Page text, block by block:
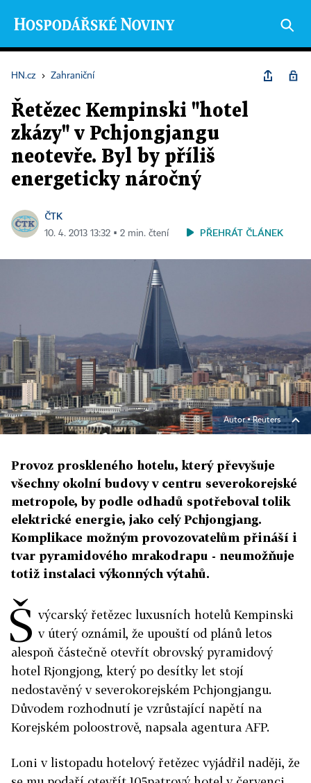
HN.cz › Zahraniční
Řetězec Kempinski "hotel
zkázy" v Pchjongjangu
neotevře. Byl by příliš
energeticky náročný
ČTK
10. 4. 2013 13:32 ▪ 2 min. čtení PŘEHRÁT ČLÁNEK
Autor ▪Reuters
Provoz proskleného hotelu, který převyšuje
všechny okolní budovy v centru severokorejské
metropole, by podle odhadů spotřeboval tolik
elektrické energie, jako celý Pchjongjang.
Komplikace možným provozovatelům přináší i
tvar pyramidového mrakodrapu - neumožňuje
totiž instalaci výkonných výtahů.
Š výcarský řetězec luxusních hotelů Kempinski
v úterý oznámil, že upouští od plánů letos
alespoň částečně otevřít obrovský pyramidový
hotel Rjongjong, který po desítky let stojí
nedostavěný v severokorejském Pchjongjangu.
Důvodem rozhodnutí je vzrůstající napětí na
Korejském poloostrově, napsala agentura AFP.
Loni v listopadu hotelový řetězec vyjádřil naději, že